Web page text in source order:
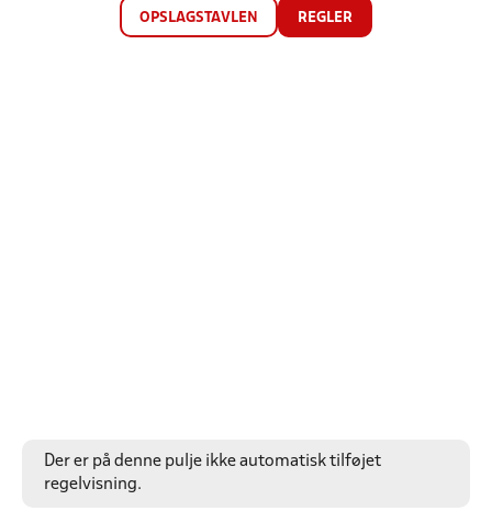
OPSLAGSTAVLEN REGLER
Der er på denne pulje ikke automatisk tilføjet
regelvisning.